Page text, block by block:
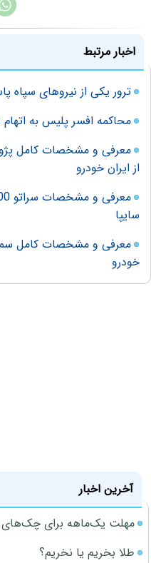
اخبار مرتبط
ترور یکی از نیروهای سپاه
محاکمه افسر پلیس به
از ایران خودرو
سایپا
خودرو
آخرین اخبار
مهلت یک‌ماهه برای چک‌های
طلا بخریم یا نخریم؟